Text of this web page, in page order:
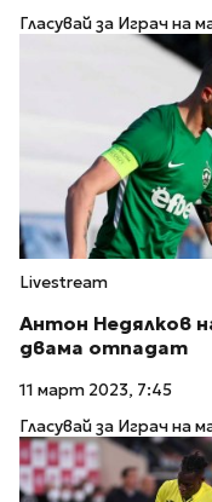
Гласувай за Играч на
Livestream
Антон Недялков
двама отпадат
11 март 2023, 7:45
Гласувай за Играч на